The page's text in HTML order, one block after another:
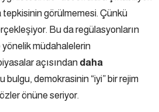
görülmemesi. Çünkü
Bu da regülasyonların
müdahalelerin
açısından daha
bulgu, demokrasinin “iyi” bir rejim
önüne seriyor.